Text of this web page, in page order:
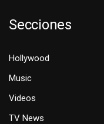
Secciones
Hollywood
Music
Videos
TV News